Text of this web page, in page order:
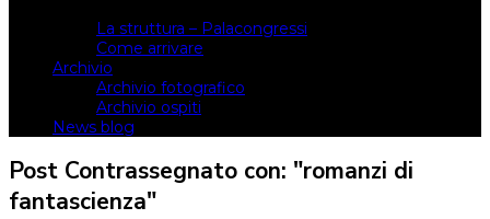
La struttura – Palacongressi
Come arrivare
Archivio
Archivio fotografico
Archivio ospiti
News blog
Post Contrassegnato con: "romanzi di
fantascienza"